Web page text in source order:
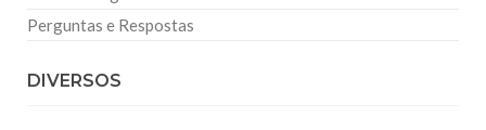
Perguntas e Respostas
DIVERSOS